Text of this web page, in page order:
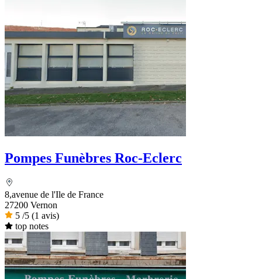
Pompes Funèbres Roc-Eclerc
8,avenue de l'Ile de France
27200 Vernon
5 /5 (1 avis)
top notes